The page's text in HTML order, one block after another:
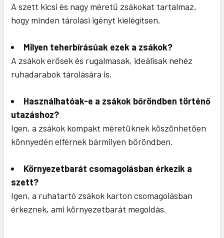
A szett kicsi és nagy méretű zsákokat tartalmaz,
hogy minden tárolási igényt kielégítsen.
Milyen teherbírásúak ezek a zsákok?
A zsákok erősek és rugalmasak, ideálisak nehéz
ruhadarabok tárolására is.
Használhatóak-e a zsákok bőröndben történő
utazáshoz?
Igen, a zsákok kompakt méretüknek köszönhetően
könnyedén elférnek bármilyen bőröndben.
Környezetbarát csomagolásban érkezik a
szett?
Igen, a ruhatartó zsákok karton csomagolásban
érkeznek, ami környezetbarát megoldás.